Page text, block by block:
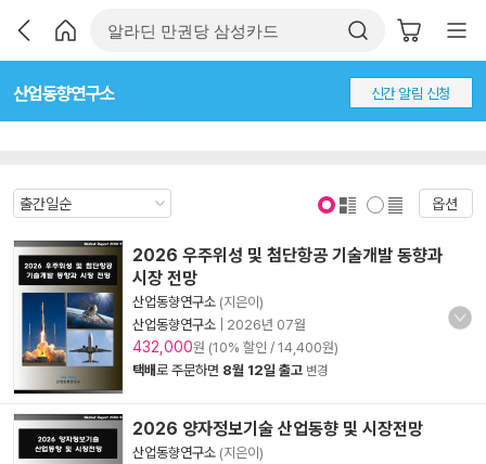
산업동향연구소 신간 알림 신청
옵션
2026 우주위성 및 첨단항공 기술개발 동향과
시장 전망
산업동향연구소 (지은이)
산업동향연구소
2026년 07월
432,000원 (10% 할인 / 14,400원)
택배로 주문하면 8월 12일 출고 변경
2026 양자정보기술 산업동향 및 시장전망
산업동향연구소 (지은이)